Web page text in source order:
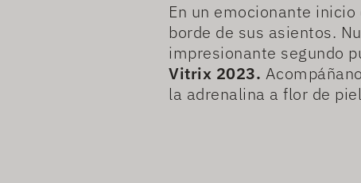
En un emocionante
borde de sus asientos.
impresionante segundo
Vitrix 2023.
la adrenalina a flor de